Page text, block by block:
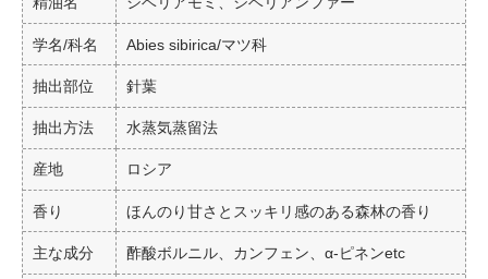
学名/科名 Abies sibirica/マツ科
抽出部位 針葉
抽出方法 水蒸気蒸留法
産地 ロシア
香り ほんのり甘さとスッキリ感のある森林の香り
主な成分 酢酸ボルニル、カンフェン、α-ピネンetc